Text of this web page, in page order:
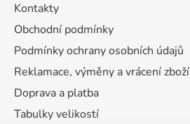
Kontakty
Obchodní podmínky
Podmínky ochrany osobních údajů
Reklamace, výměny a vrácení zboží
Doprava a platba
Tabulky velikostí